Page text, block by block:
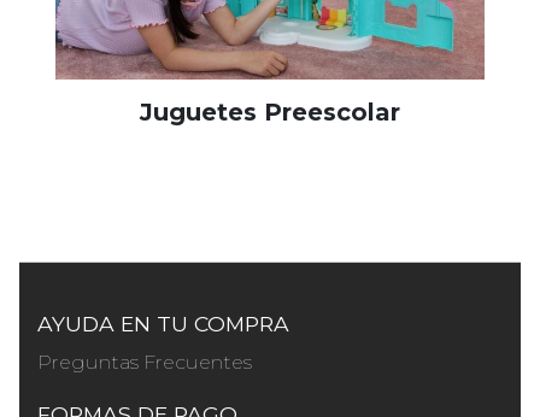
Juguetes Preescolar
AYUDA EN TU COMPRA
Preguntas Frecuentes